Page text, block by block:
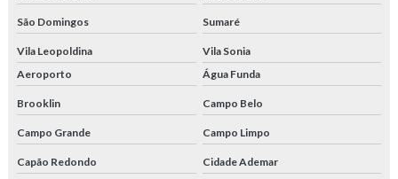
Tubo trefilado din 2391
Tubo trefilado preço
Tubo trefilado quadrado
Tubos de aço trefilados de precisão
Tubos para caldeira
São Domingos Sumaré
Vila Leopoldina
Vila Sonia
Aeroporto
Água Funda
Brooklin Campo Belo
Campo Grande Campo Limpo
Capão Redondo Cidade Ademar